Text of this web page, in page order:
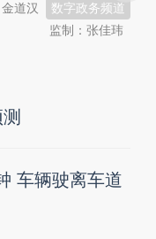
数字政务频道
道汉
监制：张佳玮
车辆驶离车道